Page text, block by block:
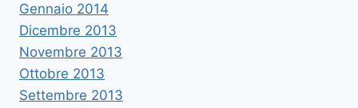
Gennaio 2014
Dicembre 2013
Novembre 2013
Ottobre 2013
Settembre 2013